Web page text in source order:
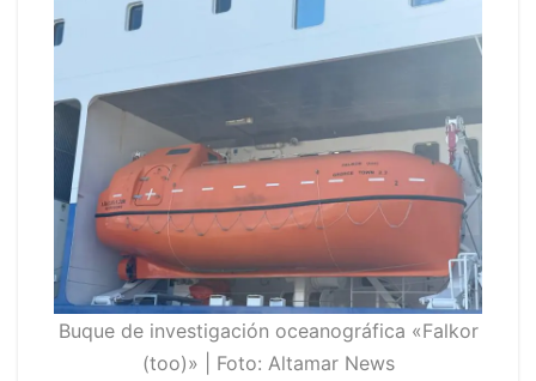
Buque de investigación oceanográfica «Falkor
(too)» | Foto: Altamar News